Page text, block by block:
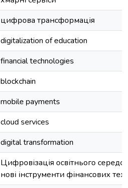
цифрова трансформація
digitalization of education
financial technologies
blockchain
mobile payments
cloud services
digital transformation
Цифровізація освітнього
нові інструменти фінансових